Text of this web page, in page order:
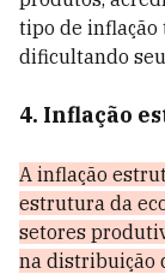
tipo de inflação
dificultando
4. Inflação
A inflação
estrutura da
setores
na distribuição